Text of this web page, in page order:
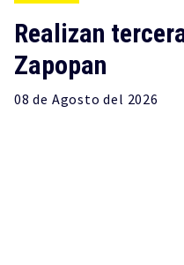
Realizan
Zapopan
08 de Agosto del 2026